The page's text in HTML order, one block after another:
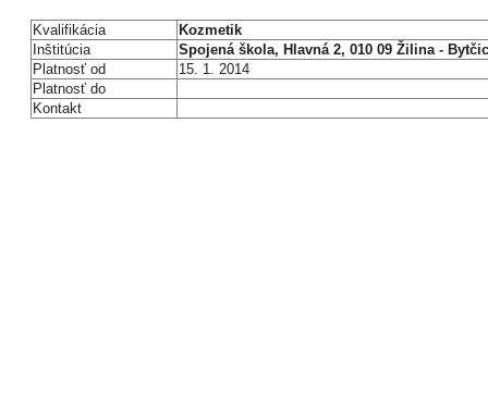
Kvalifikácia
Kozmetik
Inštitúcia
Spojená škola, Hlavná 2, 010 09 Žilina -
Platnosť od
15. 1. 2014
Platnosť do
Kontakt